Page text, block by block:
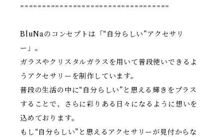
==================================
BluNaのコンセプトは「“自分らしい”アクセサリ
ー」。
ガラスやクリスタルガラスを用いて普段使いできるよ
うアクセサリーを制作しています。
普段の生活の中に“自分らしい”と思える輝きをプラス
することで、さらに彩りある日々になるように想いを
込めております。
もし“自分らしい”と思えるアクセサリーが見付からな